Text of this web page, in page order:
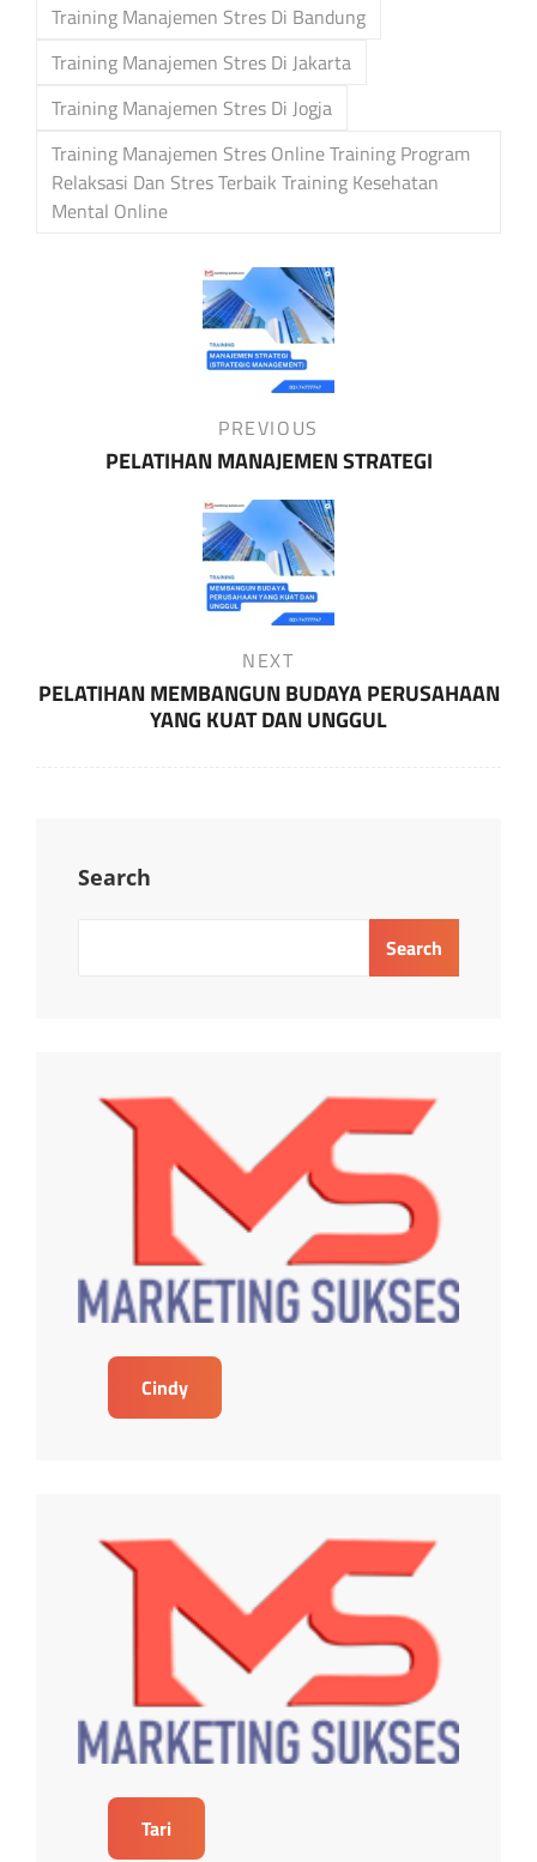
Training Manajemen Stres Di Bandung
Training Manajemen Stres Di Jakarta
Training Manajemen Stres Di Jogja
Training Manajemen Stres Online Training Program
Relaksasi Dan Stres Terbaik Training Kesehatan
Mental Online
PREVIOUS
PELATIHAN MANAJEMEN STRATEGI
Post
NEXT
PELATIHAN MEMBANGUN BUDAYA PERUSAHAAN
YANG KUAT DAN UNGGUL
Search
Search
Cindy
Tari